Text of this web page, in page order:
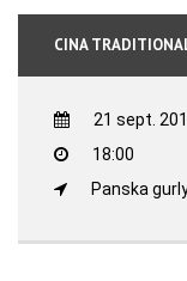
CINA
21 sept.
18:00
Panska